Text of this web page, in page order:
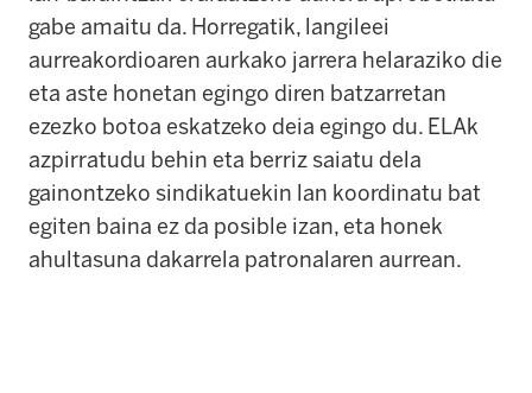
gabe amaitu da. Horregatik, langileei
aurreakordioaren aurkako jarrera helaraziko die
eta aste honetan egingo diren batzarretan
ezezko botoa eskatzeko deia egingo du. ELAk
azpirratudu behin eta berriz saiatu dela
gainontzeko sindikatuekin lan koordinatu bat
egiten baina ez da posible izan, eta honek
ahultasuna dakarrela patronalaren aurrean.